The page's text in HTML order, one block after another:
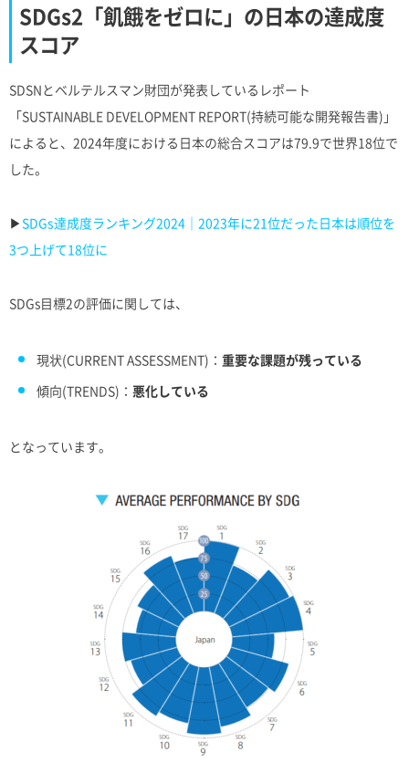
SDGs2「飢餓をゼロに」の日本の達成度
スコア
SDSNとベルテルスマン財団が発表しているレポート
「SUSTAINABLE DEVELOPMENT REPORT(持続可能な開発報告書)」
によると、2024年度における日本の総合スコアは79.9で世界18位で
した。
▶︎SDGs達成度ランキング2024｜2023年に21位だった日本は順位を
3つ上げて18位に
SDGs目標2の評価に関しては、
現状(CURRENT ASSESSMENT)： 重要な課題が残っている
傾向(TRENDS)： 悪化している
となっています。